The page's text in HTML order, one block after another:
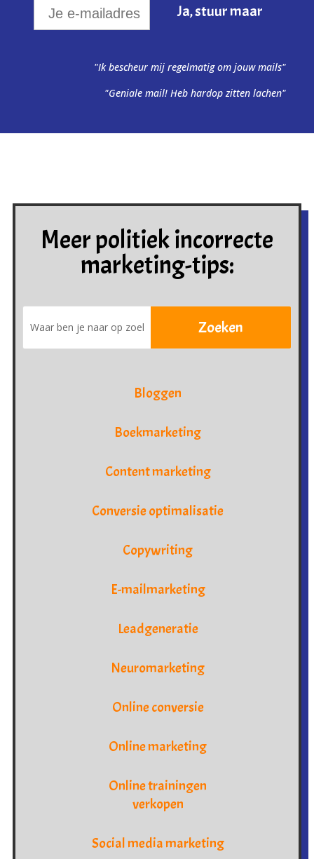
"Ik bescheur mij regelmatig om jouw mails"
"Geniale mail! Heb hardop zitten lachen"
Meer politiek incorrecte
marketing-tips:
Bloggen
Boekmarketing
Content marketing
Conversie optimalisatie
Copywriting
E-mailmarketing
Leadgeneratie
Neuromarketing
Online conversie
Online marketing
Online trainingen
verkopen
Social media marketing